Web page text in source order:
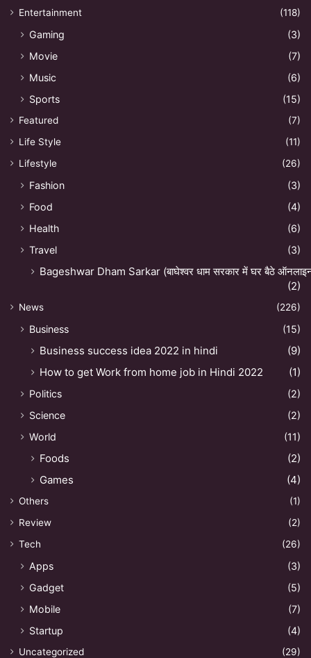
Entertainment (118)
Gaming
(3)
Movie
(7)
Music
(6)
Sports
(15)
Featured
(7)
Life Style
(11)
Lifestyle
(26)
Fashion
(3)
Food
(4)
Health
(6)
Travel
(3)
Bageshwar Dham Sarkar (बाघेश्वर धाम सरकार में घर बैठे
(2)
News (226)
Business (15)
Business success idea 2022 in hindi
(9)
How to get Work from home job in Hindi 2022
(1)
Politics
(2)
Science
(2)
World
(11)
Foods
(2)
Games
(4)
Others
(1)
Review
(2)
Tech
(26)
Apps
(3)
Gadget
(5)
Mobile
(7)
Startup
(4)
Uncategorized
(29)